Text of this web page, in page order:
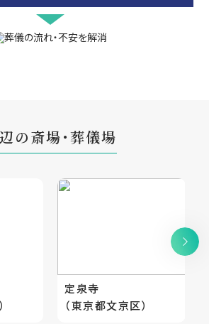
の斎場・葬儀場
定泉寺
（東京都文京区）